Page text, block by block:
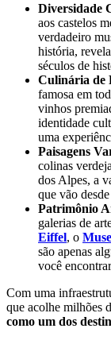
Diversidade
aos castelos
verdadeiro
história,
séculos de
Culinária de
famosa em
vinhos
identidade
uma
Paisagens
colinas
dos Alpes, a
que vão
Patrimônio
galerias de
Eiffel, o
são apenas
você
Com uma
que acolhe milhões
como um dos